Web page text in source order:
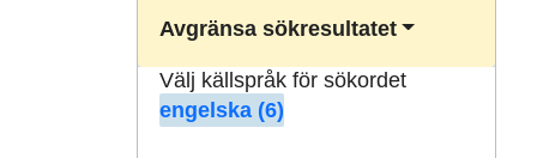
Avgränsa sökresultatet
Välj källspråk för sökordet
engelska (6)